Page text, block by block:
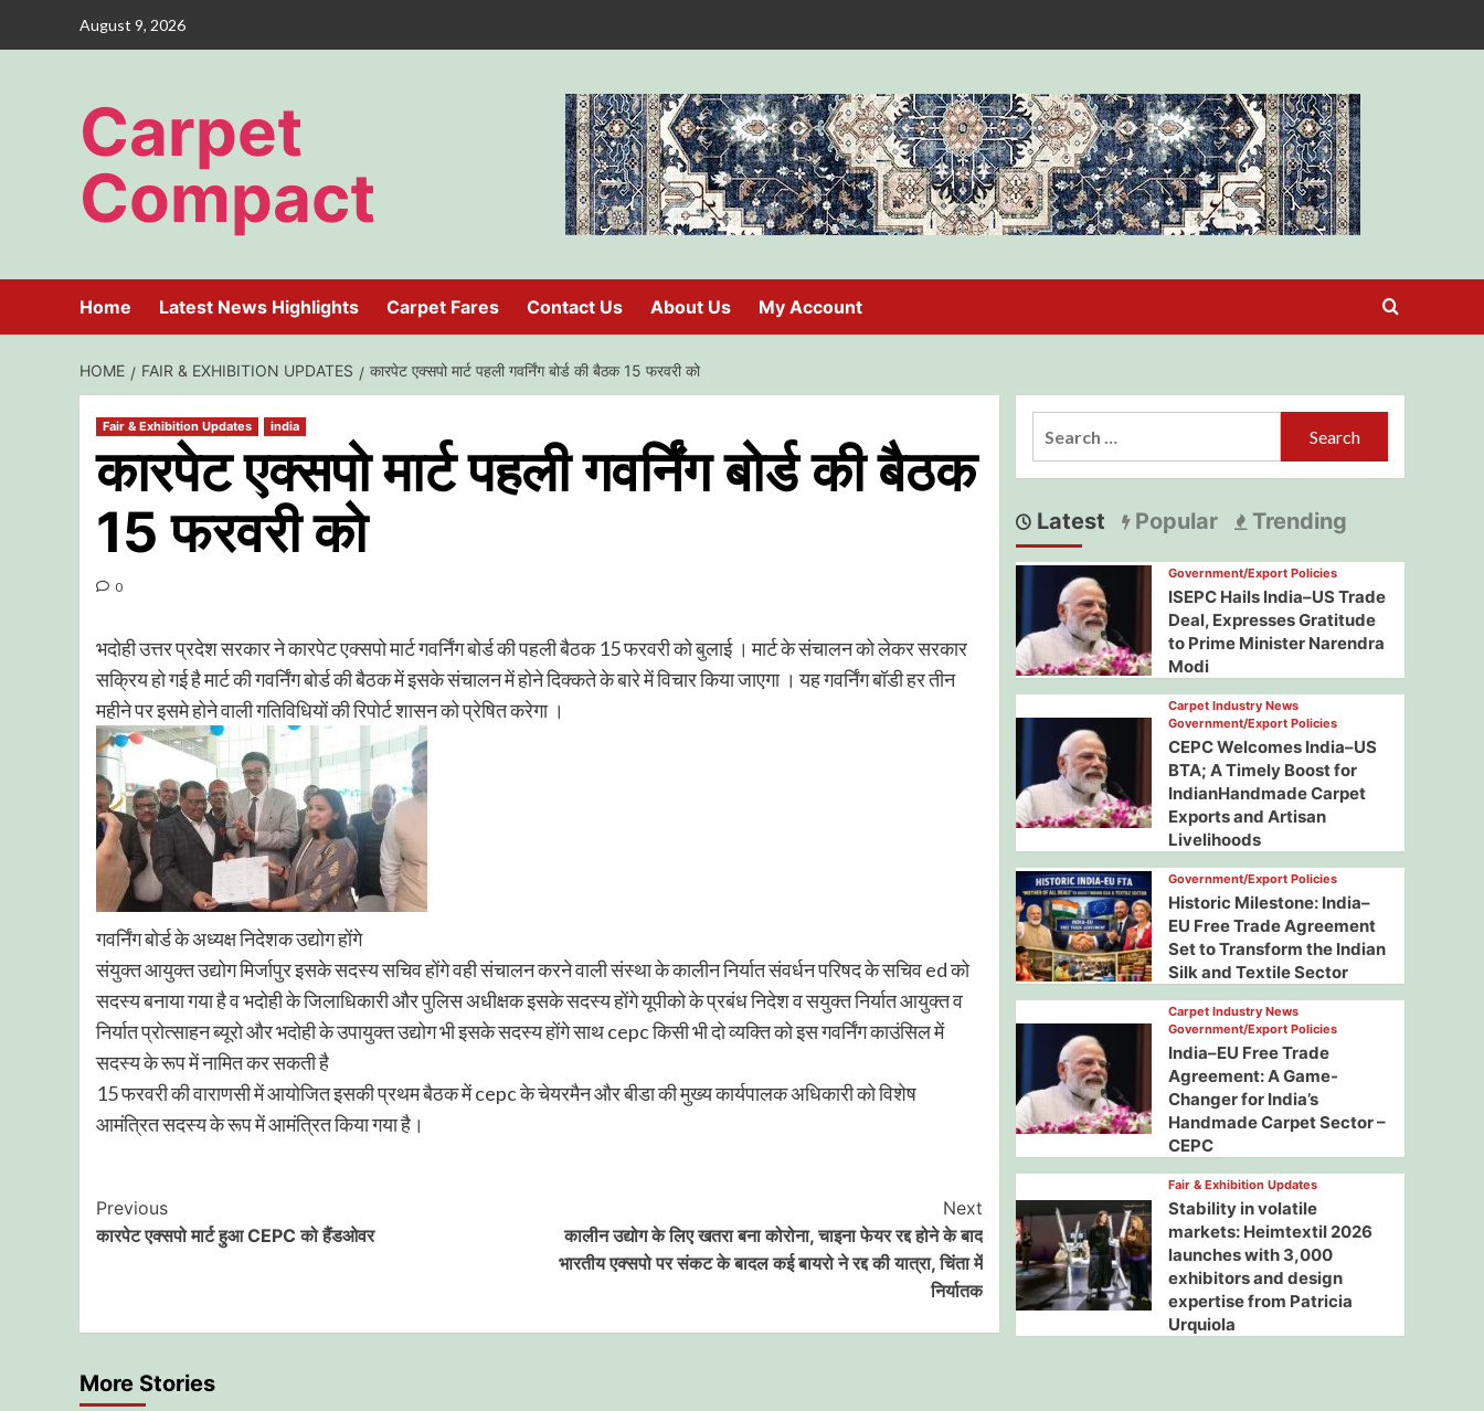
August 9, 2026
Carpet
Compact
Home Latest News Highlights Carpet Fares Contact Us About Us My Account
HOME FAIR & EXHIBITION UPDATES कारपेट एक्सपो मार्ट पहली गवर्निंग बोर्ड की बैठक 15 फरवरी को
Fair & Exhibition Updates india
कारपेट एक्सपो मार्ट पहली गवर्निंग बोर्ड की बैठक
15 फरवरी को
0
भदोही उत्तर प्रदेश सरकार ने कारपेट एक्सपो मार्ट गवर्निंग बोर्ड की पहली बैठक 15 फरवरी को बुलाई । मार्ट के संचालन को लेकर सरकार
सक्रिय हो गई है मार्ट की गवर्निंग बोर्ड की बैठक में इसके संचालन में होने दिक्कते के बारे में विचार किया जाएगा । यह गवर्निंग बॉडी हर तीन
महीने पर इसमे होने वाली गतिविधियों की रिपोर्ट शासन को प्रेषित करेगा ।
गवर्निंग बोर्ड के अध्यक्ष निदेशक उद्योग होंगे
संयुक्त आयुक्त उद्योग मिर्जापुर इसके सदस्य सचिव होंगे वही संचालन करने वाली संस्था के कालीन निर्यात संवर्धन परिषद के सचिव ed को
सदस्य बनाया गया है व भदोही के जिलाधिकारी और पुलिस अधीक्षक इसके सदस्य होंगे यूपीको के प्रबंध निदेश व सयुक्त निर्यात आयुक्त व
निर्यात प्रोत्साहन ब्यूरो और भदोही के उपायुक्त उद्योग भी इसके सदस्य होंगे साथ cepc किसी भी दो व्यक्ति को इस गवर्निंग काउंसिल में
सदस्य के रूप में नामित कर सकती है
15 फरवरी की वाराणसी में आयोजित इसकी प्रथम बैठक में cepc के चेयरमैन और बीडा की मुख्य कार्यपालक अधिकारी को विशेष
आमंत्रित सदस्य के रूप में आमंत्रित किया गया है।
Post
Navigation
Previous
कारपेट एक्सपो मार्ट हुआ CEPC को हैंडओवर
Next
कालीन उद्योग के लिए खतरा बना कोरोना, चाइना फेयर रद्द होने के बाद
भारतीय एक्सपो पर संकट के बादल कई बायरो ने रद्द की यात्रा, चिंता में
निर्यातक
More Stories
Latest Popular Trending
Government/Export Policies
ISEPC Hails India–US Trade
Deal, Expresses Gratitude
to Prime Minister Narendra
Modi
Carpet Industry News
Government/Export Policies
CEPC Welcomes India–US
BTA; A Timely Boost for
IndianHandmade Carpet
Exports and Artisan
Livelihoods
Government/Export Policies
Historic Milestone: India–
EU Free Trade Agreement
Set to Transform the Indian
Silk and Textile Sector
Carpet Industry News
Government/Export Policies
India–EU Free Trade
Agreement: A Game-
Changer for India’s
Handmade Carpet Sector –
CEPC
Fair & Exhibition Updates
Stability in volatile
markets: Heimtextil 2026
launches with 3,000
exhibitors and design
expertise from Patricia
Urquiola